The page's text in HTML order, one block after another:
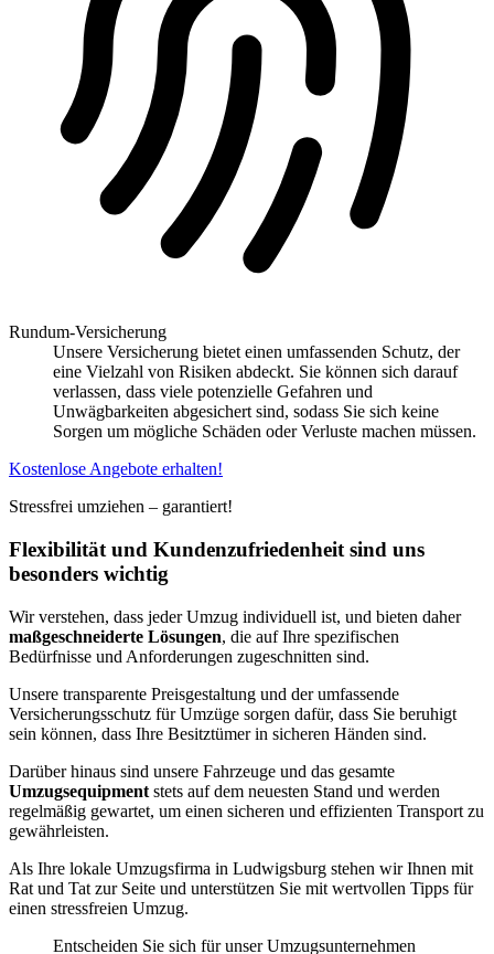
Rundum-Versicherung
Unsere Versicherung bietet einen umfassenden Schutz, der
eine Vielzahl von Risiken abdeckt. Sie können sich darauf
verlassen, dass viele potenzielle Gefahren und
Unwägbarkeiten abgesichert sind, sodass Sie sich keine
Sorgen um mögliche Schäden oder Verluste machen müssen.
Kostenlose Angebote erhalten!
Stressfrei umziehen – garantiert!
Flexibilität und Kundenzufriedenheit sind uns
besonders wichtig
Wir verstehen, dass jeder Umzug individuell ist, und bieten daher
maßgeschneiderte Lösungen, die auf Ihre spezifischen
Bedürfnisse und Anforderungen zugeschnitten sind.
Unsere transparente Preisgestaltung und der umfassende
Versicherungsschutz für Umzüge sorgen dafür, dass Sie beruhigt
sein können, dass Ihre Besitztümer in sicheren Händen sind.
Darüber hinaus sind unsere Fahrzeuge und das gesamte
Umzugsequipment stets auf dem neuesten Stand und werden
regelmäßig gewartet, um einen sicheren und effizienten Transport zu
gewährleisten.
Als Ihre lokale Umzugsfirma in Ludwigsburg stehen wir Ihnen mit
Rat und Tat zur Seite und unterstützen Sie mit wertvollen Tipps für
einen stressfreien Umzug.
Entscheiden Sie sich für unser Umzugsunternehmen